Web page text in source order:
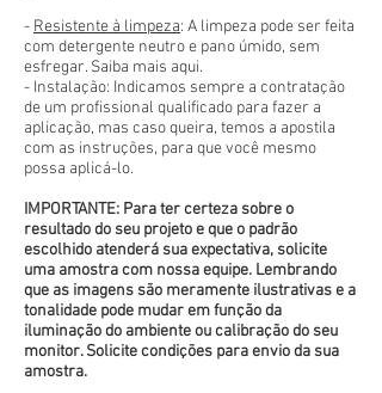
- Resistente à limpeza: A limpeza pode ser feita
com detergente neutro e pano úmido, sem
esfregar. Saiba mais aqui.
- Instalação: Indicamos sempre a contratação
de um profissional qualificado para fazer a
aplicação, mas caso queira, temos a apostila
com as instruções, para que você mesmo
possa aplicá-lo.
IMPORTANTE: Para ter certeza sobre o
resultado do seu projeto e que o padrão
escolhido atenderá sua expectativa, solicite
uma amostra com nossa equipe. Lembrando
que as imagens são meramente ilustrativas e a
tonalidade pode mudar em função da
iluminação do ambiente ou calibração do seu
monitor. Solicite condições para envio da sua
amostra.